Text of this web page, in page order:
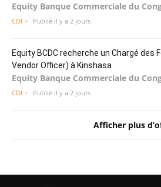
Equity Banque Commerciale du
CDI Publié il y a 2 jours
Equity BCDC recherche un Chargé des
Vendor Officer) à Kinshasa
Equity Banque Commerciale du
CDI Publié il y a 2 jours
Afficher plus